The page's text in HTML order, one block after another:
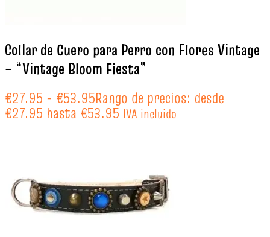
Collar de Cuero para Perro con Flores Vintage
– “Vintage Bloom Fiesta”
€27.95 - €53.95Rango de precios: desde
€27.95 hasta €53.95 IVA incluido